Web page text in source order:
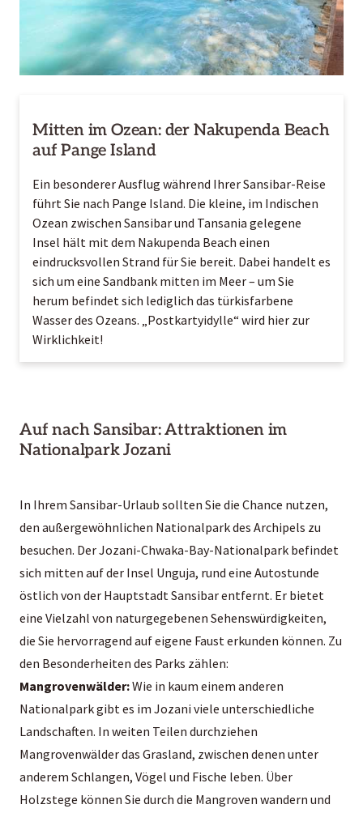
Mitten im Ozean: der Nakupenda Beach
auf Pange Island
Ein besonderer Ausflug während Ihrer Sansibar-Reise
führt Sie nach Pange Island. Die kleine, im Indischen
Ozean zwischen Sansibar und Tansania gelegene
Insel hält mit dem Nakupenda Beach einen
eindrucksvollen Strand für Sie bereit. Dabei handelt es
sich um eine Sandbank mitten im Meer – um Sie
herum befindet sich lediglich das türkisfarbene
Wasser des Ozeans. „Postkartyidylle“ wird hier zur
Wirklichkeit!
Auf nach Sansibar: Attraktionen im
Nationalpark Jozani
In Ihrem Sansibar-Urlaub sollten Sie die Chance nutzen,
den außergewöhnlichen Nationalpark des Archipels zu
besuchen. Der Jozani-Chwaka-Bay-Nationalpark befindet
sich mitten auf der Insel Unguja, rund eine Autostunde
östlich von der Hauptstadt Sansibar entfernt. Er bietet
eine Vielzahl von naturgegebenen Sehenswürdigkeiten,
die Sie hervorragend auf eigene Faust erkunden können. Zu
den Besonderheiten des Parks zählen:
Mangrovenwälder:Wie in kaum einem anderen
Nationalpark gibt es im Jozani viele unterschiedliche
Landschaften. In weiten Teilen durchziehen
Mangrovenwälder das Grasland, zwischen denen unter
anderem Schlangen, Vögel und Fische leben. Über
Holzstege können Sie durch die Mangroven wandern und